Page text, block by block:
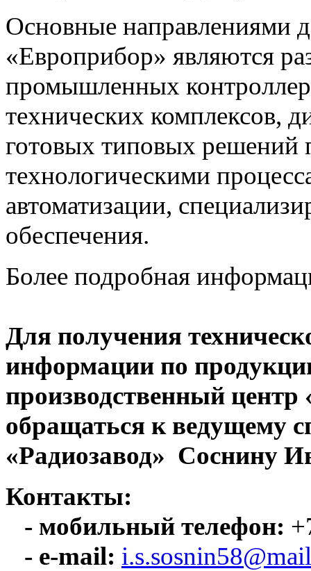
Основные
«Европрибор» являются
промышленных
технических комплексов,
готовых типовых решений
технологическими
автоматизации,
обеспечения.
Более подробная
Для получения
информации по
производственный
обращаться к ведущему
«Радиозавод» Соснину
Контакты:
- мобильный телефон:
- e-mail: